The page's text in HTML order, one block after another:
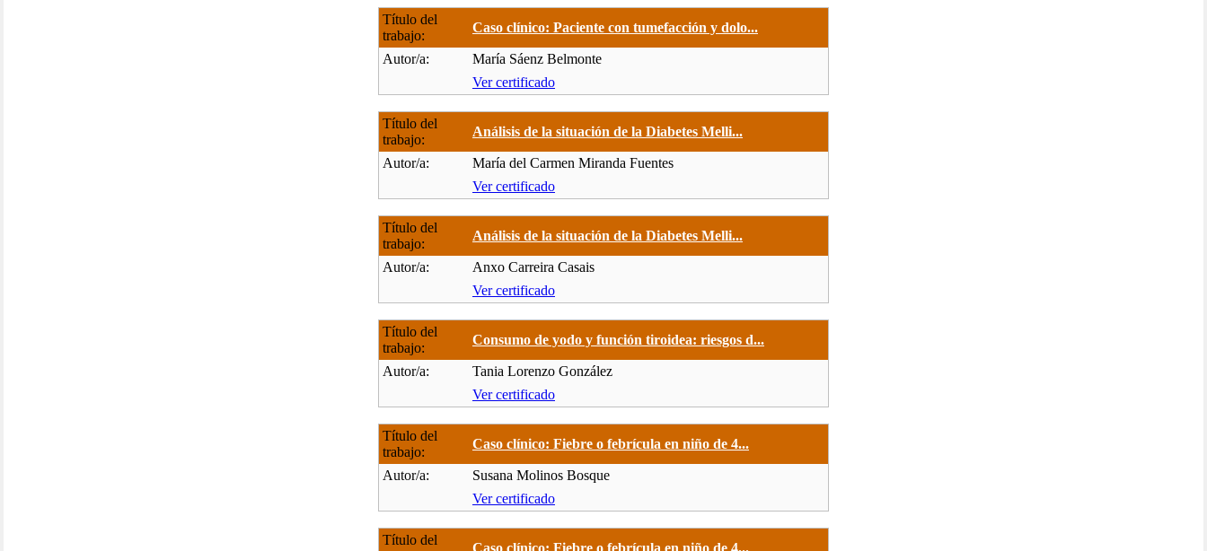
Título del
trabajo:
Caso clínico: Paciente con tumefacción y dolo...
Autor/a:
María Sáenz Belmonte
Ver certificado
Título del
trabajo:
Análisis de la situación de la Diabetes Melli...
Autor/a:
María del Carmen Miranda Fuentes
Ver certificado
Título del
trabajo:
Análisis de la situación de la Diabetes Melli...
Autor/a:
Anxo Carreira Casais
Ver certificado
Título del
trabajo:
Consumo de yodo y función tiroidea: riesgos d...
Autor/a:
Tania Lorenzo González
Ver certificado
Título del
trabajo:
Caso clínico: Fiebre o febrícula en niño de 4...
Autor/a:
Susana Molinos Bosque
Ver certificado
Título del
Caso clínico: Fiebre o febrícula en niño de 4...